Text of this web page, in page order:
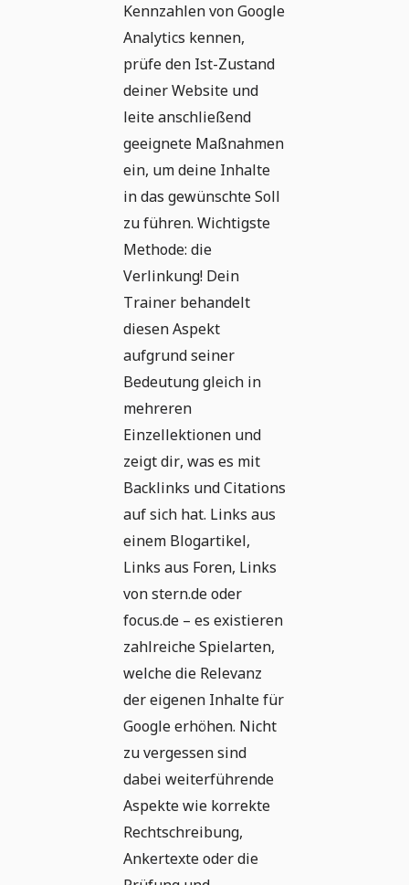
Kennzahlen von Google
Analytics kennen,
prüfe den Ist-Zustand
deiner Website und
leite anschließend
geeignete Maßnahmen
ein, um deine Inhalte
in das gewünschte Soll
zu führen. Wichtigste
Methode: die
Verlinkung! Dein
Trainer behandelt
diesen Aspekt
aufgrund seiner
Bedeutung gleich in
mehreren
Einzellektionen und
zeigt dir, was es mit
Backlinks und Citations
auf sich hat. Links aus
einem Blogartikel,
Links aus Foren, Links
von stern.de oder
focus.de – es existieren
zahlreiche Spielarten,
welche die Relevanz
der eigenen Inhalte für
Google erhöhen. Nicht
zu vergessen sind
dabei weiterführende
Aspekte wie korrekte
Rechtschreibung,
Ankertexte oder die